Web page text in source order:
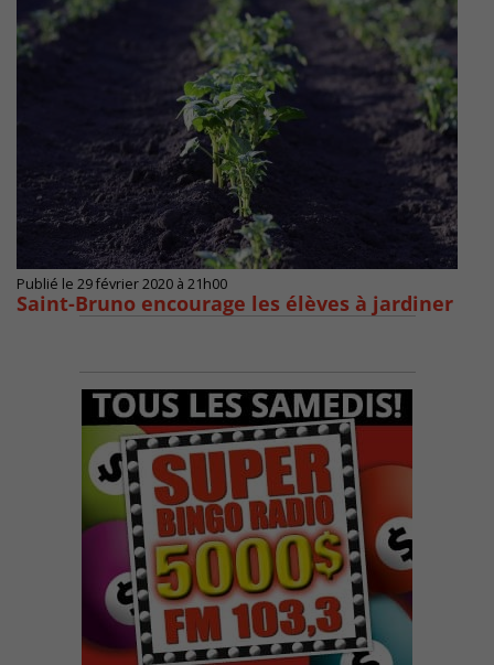
Publié le 29 février 2020 à 21h00
Saint-Bruno encourage les élèves à jardiner